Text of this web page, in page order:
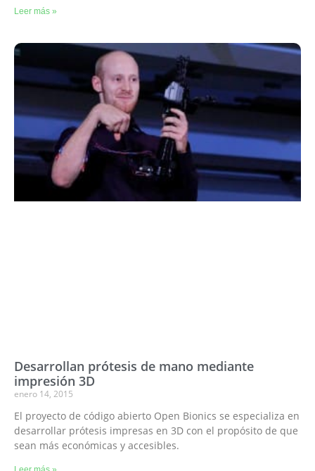
Leer más »
Desarrollan prótesis de mano mediante
impresión 3D
enero 14, 2015
El proyecto de código abierto Open Bionics se especializa en
desarrollar prótesis impresas en 3D con el propósito de que
sean más económicas y accesibles.